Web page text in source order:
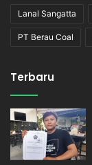
Lanal Sangatta
PT Berau Coal
Terbaru